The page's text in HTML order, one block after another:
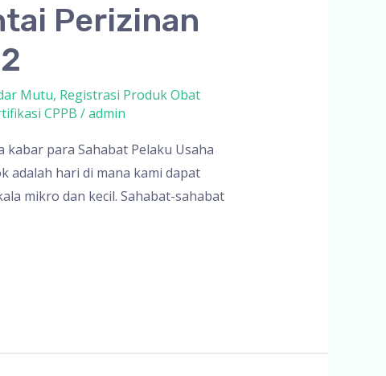
Perizinan
Mutu, Registrasi Produk Obat
CPPB /admin
para Sahabat Pelaku Usaha
adalah hari di mana kami dapat
mikro dan kecil. Sahabat-sahabat